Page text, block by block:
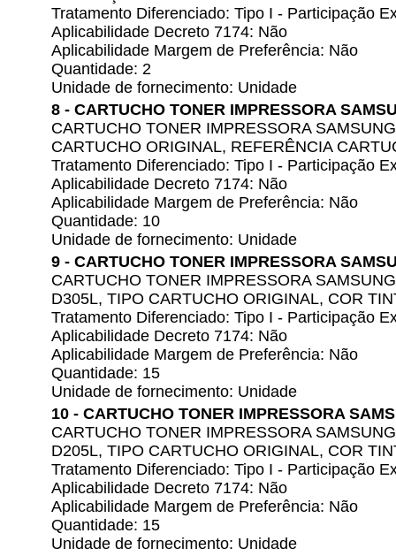
Tratamento Diferenciado: Tipo I - Participação
Aplicabilidade Decreto 7174: Não
Aplicabilidade Margem de Preferência: Não
Quantidade: 2
Unidade de fornecimento: Unidade
8 - CARTUCHO TONER IMPRESSORA
CARTUCHO TONER IMPRESSORA
CARTUCHO ORIGINAL, REFERÊNCIA
Tratamento Diferenciado: Tipo I - Participação
Aplicabilidade Decreto 7174: Não
Aplicabilidade Margem de Preferência: Não
Quantidade: 10
Unidade de fornecimento: Unidade
9 - CARTUCHO TONER IMPRESSORA
CARTUCHO TONER IMPRESSORA
D305L, TIPO CARTUCHO ORIGINAL, COR
Tratamento Diferenciado: Tipo I - Participação
Aplicabilidade Decreto 7174: Não
Aplicabilidade Margem de Preferência: Não
Quantidade: 15
Unidade de fornecimento: Unidade
10 - CARTUCHO TONER IMPRESSORA
CARTUCHO TONER IMPRESSORA
D205L, TIPO CARTUCHO ORIGINAL, COR
Tratamento Diferenciado: Tipo I - Participação
Aplicabilidade Decreto 7174: Não
Aplicabilidade Margem de Preferência: Não
Quantidade: 15
Unidade de fornecimento: Unidade